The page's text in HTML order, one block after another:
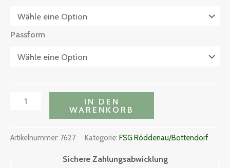
Passform
IN DEN
WARENKORB
Artikelnummer: 7627 Kategorie: FSG Röddenau/Bottendorf
Sichere Zahlungsabwicklung